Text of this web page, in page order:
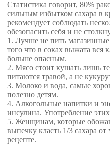
Статистика говорит, 80%
сильным избытком сахара в
рекомендует соблюдать
обезопасить себя и не
1. Лучше не пить
того что в соках выжата вся
больше опасным.
2. Мясо стоит кушать лишь
питаются травой, а не
3. Молоко и вода, самые
полезно детям.
4. Алкогольные напитки и
инсулина. Употребление
5. Женщинам, которые
выпечку класть 1/3 сахара
рецепте.